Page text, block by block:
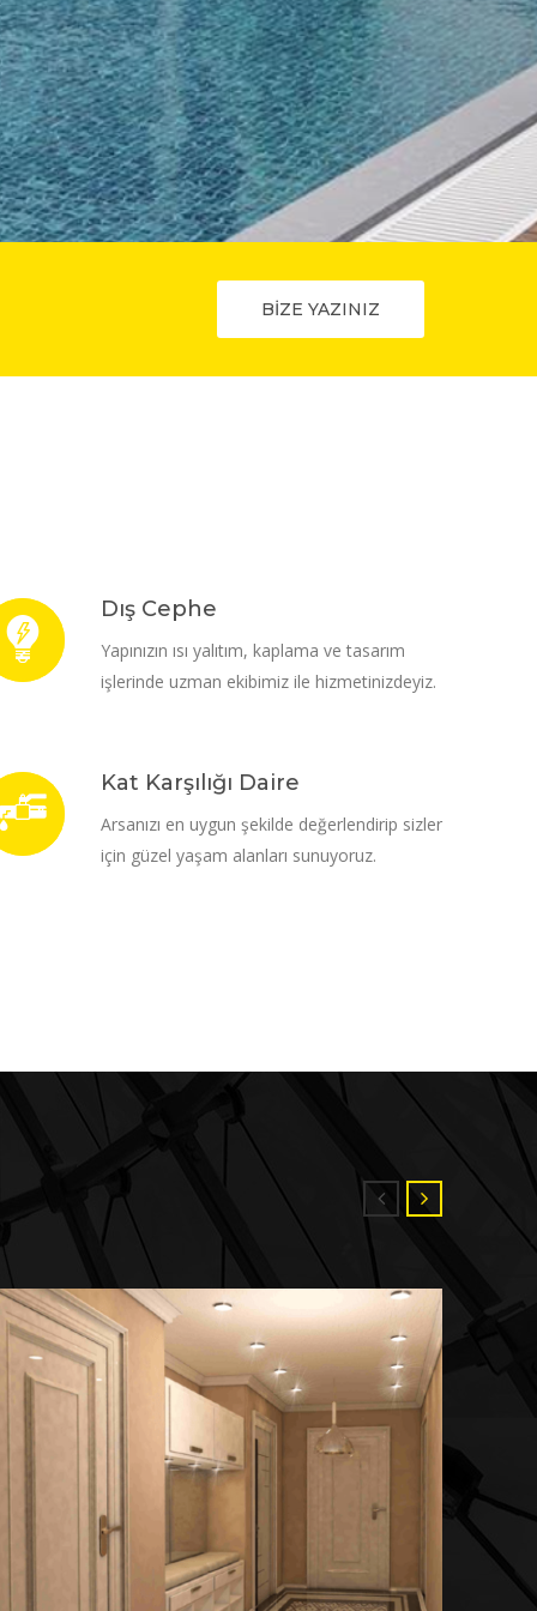
BİZE YAZINIZ
Dış Cephe
Yapınızın ısı yalıtım, kaplama ve tasarım
işlerinde uzman ekibimiz ile hizmetinizdeyiz.
Kat Karşılığı Daire
Arsanızı en uygun şekilde değerlendirip sizler
için güzel yaşam alanları sunuyoruz.